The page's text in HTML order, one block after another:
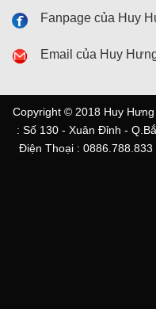
Fanpage của Huy
Email của Huy
Copyright © 2018 Huy
: Số 130 - Xuân Đỉnh -
Điện Thoại : 0886.788.833